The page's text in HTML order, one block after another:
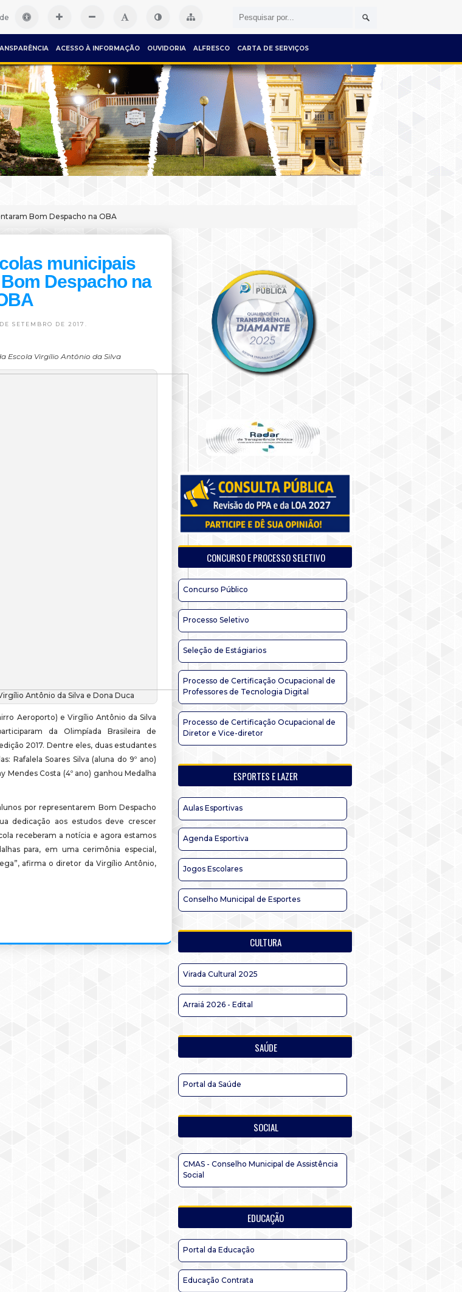
ACESSO À INFORMAÇÃO OUVIDORIA ALFRESCO CARTA DE SERVIÇOS
Bom Despacho na OBA
municipais
Despacho na
SETEMBRO DE 2017.
Escola Virgílio Antônio da Silva
Antônio da Silva e Dona Duca
Aeroporto) e Virgílio Antônio da Silva
da Olimpíada Brasileira de
2017. Dentre eles, duas estudantes
Rafalela Soares Silva (aluna do 9º ano)
Mendes Costa (4º ano) ganhou Medalha
por representarem Bom Despacho
dedicação aos estudos deve crescer
receberam a notícia e agora estamos
para, em uma cerimônia especial,
afirma o diretor da Virgílio Antônio,
CONCURSO E PROCESSO SELETIVO
Concurso Público
Processo Seletivo
Seleção de Estágiarios
Processo de Certificação Ocupacional de
Professores de Tecnologia Digital
Processo de Certificação Ocupacional de
Diretor e Vice-diretor
ESPORTES E LAZER
Aulas Esportivas
Agenda Esportiva
Jogos Escolares
Conselho Municipal de Esportes
CULTURA
Virada Cultural 2025
Arraiá 2026 - Edital
SAÚDE
Portal da Saúde
SOCIAL
CMAS - Conselho Municipal de Assistência
Social
EDUCAÇÃO
Portal da Educação
Educação Contrata